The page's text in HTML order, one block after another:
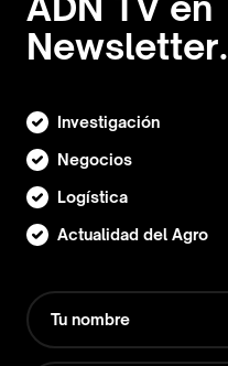
Newsletter.
Investigación
Negocios
Logística
Actualidad del Agro